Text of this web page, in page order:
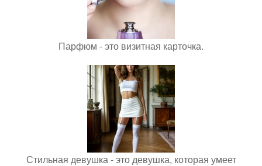
Парфюм - это визитная карточка.
Стильная девушка - это девушка, которая умеет